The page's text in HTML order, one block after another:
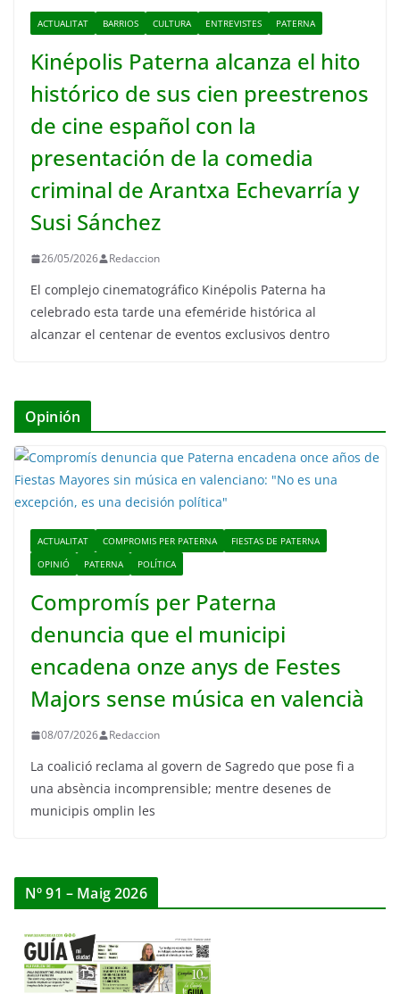
ACTUALITAT BARRIOS CULTURA ENTREVISTES PATERNA
Kinépolis Paterna alcanza el hito
histórico de sus cien preestrenos
de cine español con la
presentación de la comedia
criminal de Arantxa Echevarría y
Susi Sánchez
26/05/2026 Redaccion
El complejo cinematográfico Kinépolis Paterna ha
celebrado esta tarde una efeméride histórica al
alcanzar el centenar de eventos exclusivos dentro
Opinión
ACTUALITAT COMPROMIS PER PATERNA
FIESTAS DE PATERNA
OPINIÓ
PATERNA POLÍTICA
Compromís per Paterna
denuncia que el municipi
encadena onze anys de Festes
Majors sense música en valencià
08/07/2026 Redaccion
La coalició reclama al govern de Sagredo que pose fi a
una absència incomprensible; mentre desenes de
municipis omplin les
Nº 91 – Maig 2026